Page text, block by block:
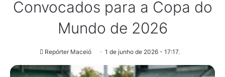
Convocados para a Copa do
Mundo de 2026
Repórter Maceió 1 de junho de 2026 - 17:17.